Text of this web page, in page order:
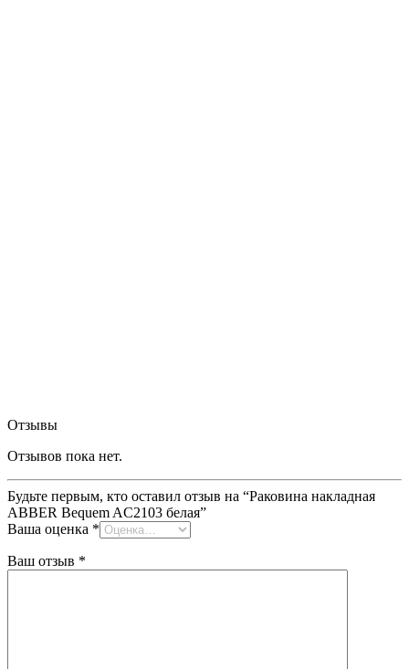
Отзывы
Отзывов пока нет.
Будьте первым, кто оставил отзыв на “Раковина накладная
ABBER Bequem AC2103 белая”
Ваша оценка *
Ваш отзыв *